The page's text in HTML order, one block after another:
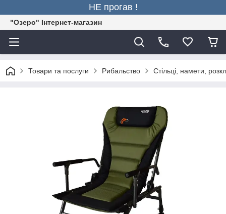
НЕ прогав !
"Озеро" Інтернет-магазин
Товари та послуги Рибальство Стільці, намети,